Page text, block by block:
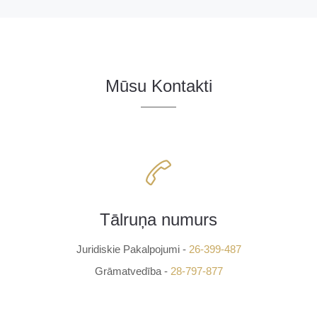
Mūsu Kontakti
Tālruņa numurs
Juridiskie Pakalpojumi - 26-399-487
Grāmatvedība - 28-797-877